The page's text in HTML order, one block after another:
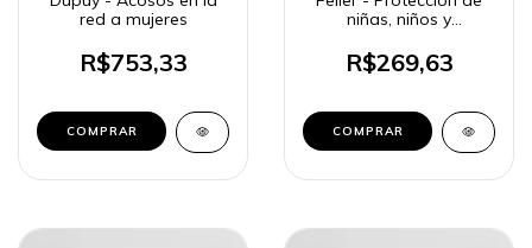
red a mujeres
R$753,33
COMPRAR
niñas, niños y
proceso judicial
R$269,63
COMPRAR